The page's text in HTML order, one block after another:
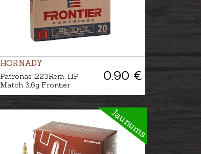
HORNADY
0.90 €
Patronas .223Rem. HP
Match 3,6g Frontier
Jaunums